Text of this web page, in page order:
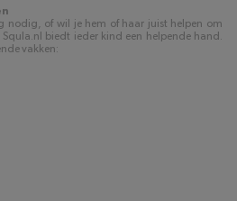
nodig, of wil je hem of haar juist helpen om
biedt ieder kind een helpende hand.
vakken: